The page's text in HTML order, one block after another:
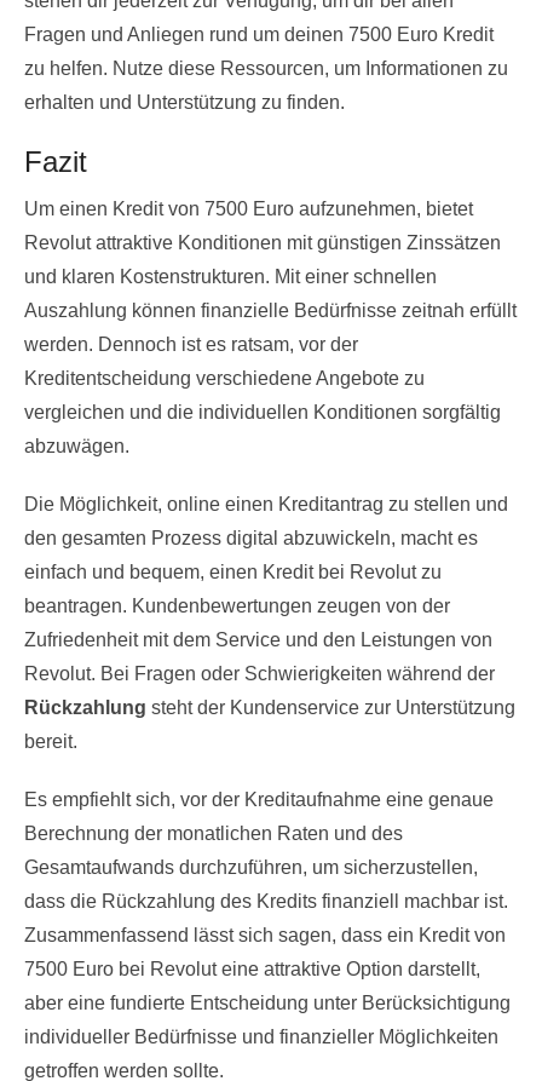
Fragen und Anliegen rund um deinen 7500 Euro Kredit
zu helfen. Nutze diese Ressourcen, um Informationen zu
erhalten und Unterstützung zu finden.
Fazit
Um einen Kredit von 7500 Euro aufzunehmen, bietet
Revolut attraktive Konditionen mit günstigen Zinssätzen
und klaren Kostenstrukturen. Mit einer schnellen
Auszahlung können finanzielle Bedürfnisse zeitnah erfüllt
werden. Dennoch ist es ratsam, vor der
Kreditentscheidung verschiedene Angebote zu
vergleichen und die individuellen Konditionen sorgfältig
abzuwägen.
Die Möglichkeit, online einen Kreditantrag zu stellen und
den gesamten Prozess digital abzuwickeln, macht es
einfach und bequem, einen Kredit bei Revolut zu
beantragen. Kundenbewertungen zeugen von der
Zufriedenheit mit dem Service und den Leistungen von
Revolut. Bei Fragen oder Schwierigkeiten während der
Rückzahlung steht der Kundenservice zur Unterstützung
bereit.
Es empfiehlt sich, vor der Kreditaufnahme eine genaue
Berechnung der monatlichen Raten und des
Gesamtaufwands durchzuführen, um sicherzustellen,
dass die Rückzahlung des Kredits finanziell machbar ist.
Zusammenfassend lässt sich sagen, dass ein Kredit von
7500 Euro bei Revolut eine attraktive Option darstellt,
aber eine fundierte Entscheidung unter Berücksichtigung
individueller Bedürfnisse und finanzieller Möglichkeiten
getroffen werden sollte.